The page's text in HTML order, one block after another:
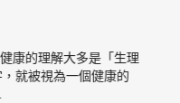
係中，你是不是大家眼中